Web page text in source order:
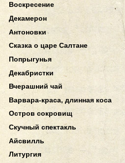
Воскресение
Декамерон
Антоновки
Сказка о царе Салтане
Попрыгунья
Декабристки
Вчерашний чай
Варвара-краса, длинная коса
Остров сокровищ
Скучный спектакль
Айсвилль
Литургия